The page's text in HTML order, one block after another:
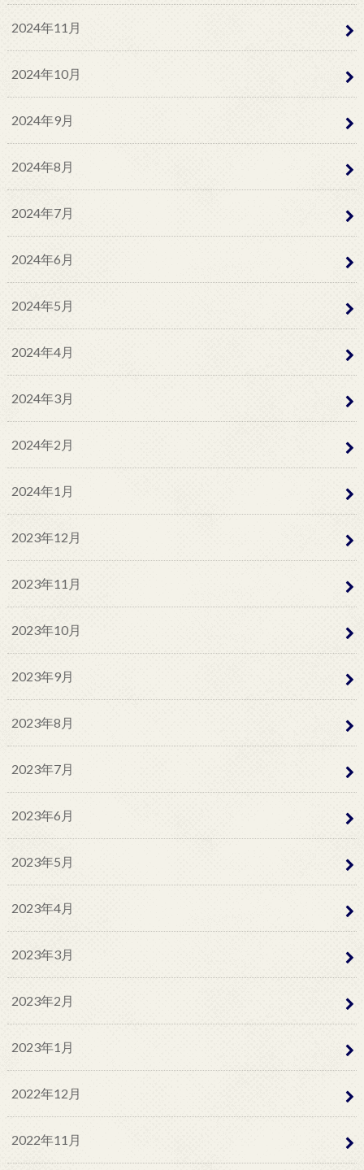
2024年11月
2024年10月
2024年9月
2024年8月
2024年7月
2024年6月
2024年5月
2024年4月
2024年3月
2024年2月
2024年1月
2023年12月
2023年11月
2023年10月
2023年9月
2023年8月
2023年7月
2023年6月
2023年5月
2023年4月
2023年3月
2023年2月
2023年1月
2022年12月
2022年11月